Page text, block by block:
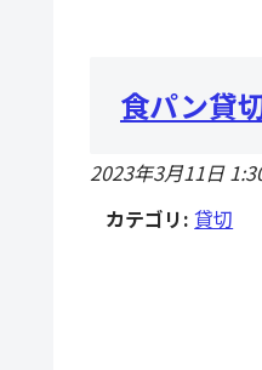
食パン貸
2023年3月11日
カテゴリ: 貸切